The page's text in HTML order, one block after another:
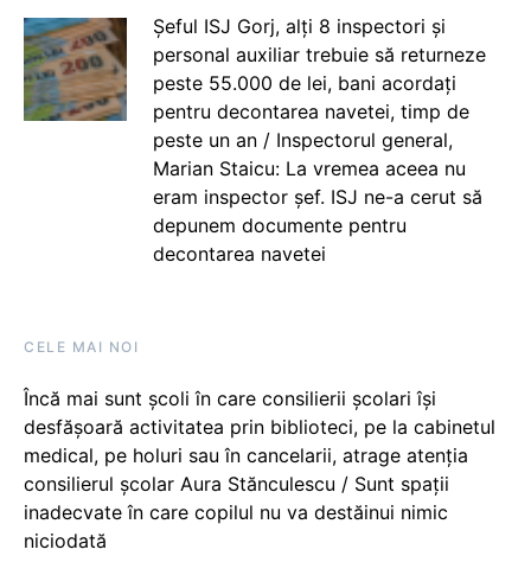
Șeful ISJ Gorj, alți 8 inspectori și
personal auxiliar trebuie să returneze
peste 55.000 de lei, bani acordați
pentru decontarea navetei, timp de
peste un an / Inspectorul general,
Marian Staicu: La vremea aceea nu
eram inspector șef. ISJ ne-a cerut să
depunem documente pentru
decontarea navetei
CELE MAI NOI
Încă mai sunt școli în care consilierii școlari își
desfășoară activitatea prin biblioteci, pe la cabinetul
medical, pe holuri sau în cancelarii, atrage atenția
consilierul școlar Aura Stănculescu / Sunt spații
inadecvate în care copilul nu va destăinui nimic
niciodată